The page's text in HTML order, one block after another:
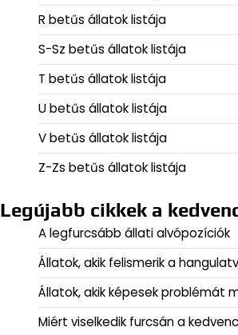
R betűs állatok listája
S-Sz betűs állatok listája
T betűs állatok listája
U betűs állatok listája
V betűs állatok listája
Z-Zs betűs állatok listája
Legújabb cikkek a
A legfurcsább állati alvópozíciók
Állatok, akik felismerik a
Állatok, akik képesek problémát
Miért viselkedik furcsán a